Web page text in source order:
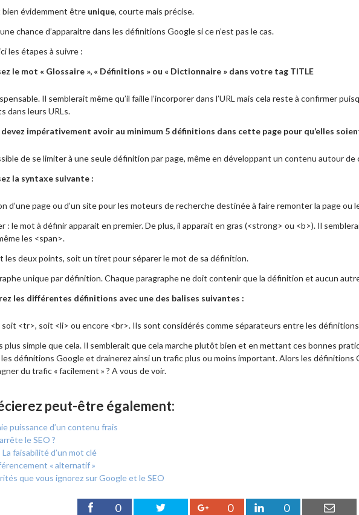
évidemment être unique, courte mais précise.
chance d’apparaitre dans les définitions Google si ce n’est pas le cas.
les étapes à suivre :
le mot « Glossaire », « Définitions » ou « Dictionnaire » dans votre tag TITLE
Il semblerait même qu’il faille l’incorporer dans l’URL mais cela reste à confirmer
dans leurs URLs.
devez impérativement avoir au minimum 5 définitions dans cette page pour qu’elles
de se limiter à une seule définition par page, même en développant un contenu autour de
la syntaxe suivante :
d’une page ou d’un site pour les moteurs de recherche destinée à faire remonter la page ou
: le mot à définir apparait en premier. De plus, il apparait en gras (<strong> ou <b>). Il
les <span>.
les deux points, soit un tiret pour séparer le mot de sa définition.
unique par définition. Chaque paragraphe ne doit contenir que la définition et aucun
les différentes définitions avec une des balises suivantes :
<tr>, soit <li> ou encore <br>. Ils sont considérés comme séparateurs entre les
plus simple que cela. Il semblerait que cela marche plutôt bien et en mettant ces bonnes
définitions Google et drainerez ainsi un trafic plus ou moins important. Alors les définitions
du trafic « facilement » ? A vous de voir.
peut-être également:
puissance d’un contenu frais
le SEO ?
La faisabilité d’un mot clé
« alternatif »
que vous ignorez sur Google et le SEO
0 0 0